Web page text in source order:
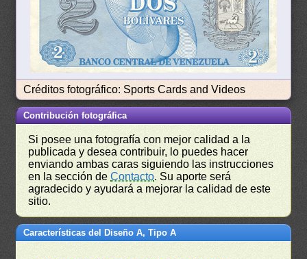
Créditos fotográfico: Sports Cards and Videos
Contribución fotográfica
Si posee una fotografía con mejor calidad a la
publicada y desea contribuir, lo puedes hacer
enviando ambas caras siguiendo las instrucciones
en la sección deContacto. Su aporte será
agradecido y ayudará a mejorar la calidad de este
sitio.
Características del Diseño A, Tipo A